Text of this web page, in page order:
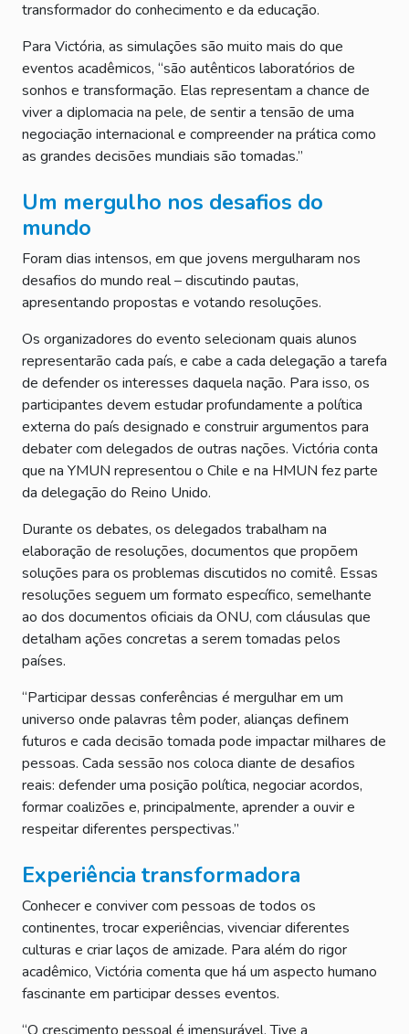
transformador do conhecimento e da educação.
Para Victória, as simulações são muito mais do que
eventos acadêmicos, “são autênticos laboratórios de
sonhos e transformação. Elas representam a chance de
viver a diplomacia na pele, de sentir a tensão de uma
negociação internacional e compreender na prática como
as grandes decisões mundiais são tomadas.”
Um mergulho nos desafios do
mundo
Foram dias intensos, em que jovens mergulharam nos
desafios do mundo real – discutindo pautas,
apresentando propostas e votando resoluções.
Os organizadores do evento selecionam quais alunos
representarão cada país, e cabe a cada delegação a tarefa
de defender os interesses daquela nação. Para isso, os
participantes devem estudar profundamente a política
externa do país designado e construir argumentos para
debater com delegados de outras nações. Victória conta
que na YMUN representou o Chile e na HMUN fez parte
da delegação do Reino Unido.
Durante os debates, os delegados trabalham na
elaboração de resoluções, documentos que propõem
soluções para os problemas discutidos no comitê. Essas
resoluções seguem um formato específico, semelhante
ao dos documentos oficiais da ONU, com cláusulas que
detalham ações concretas a serem tomadas pelos
países.
“Participar dessas conferências é mergulhar em um
universo onde palavras têm poder, alianças definem
futuros e cada decisão tomada pode impactar milhares de
pessoas. Cada sessão nos coloca diante de desafios
reais: defender uma posição política, negociar acordos,
formar coalizões e, principalmente, aprender a ouvir e
respeitar diferentes perspectivas.”
Experiência transformadora
Conhecer e conviver com pessoas de todos os
continentes, trocar experiências, vivenciar diferentes
culturas e criar laços de amizade. Para além do rigor
acadêmico, Victória comenta que há um aspecto humano
fascinante em participar desses eventos.